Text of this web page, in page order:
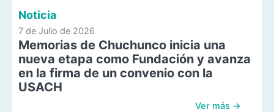
Noticia
7 de Julio de 2026
Memorias de Chuchunco inicia una
nueva etapa como Fundación y avanza
en la firma de un convenio con la
USACH
Ver más →